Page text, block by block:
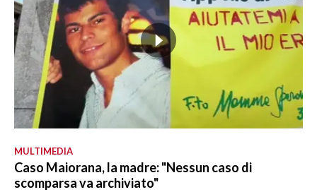
MULTIMEDIA
Caso Maiorana, la madre: "Nessun caso di
scomparsa va archiviato"